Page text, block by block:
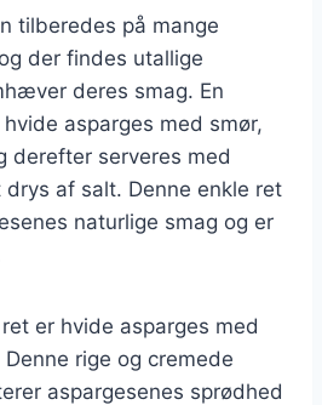
tilberedes på mange
der findes utallige
deres smag. En
asparges med smør,
derefter serveres med
af salt. Denne enkle ret
naturlige smag og er
er hvide asparges med
rige og cremede
aspargesenes sprødhed